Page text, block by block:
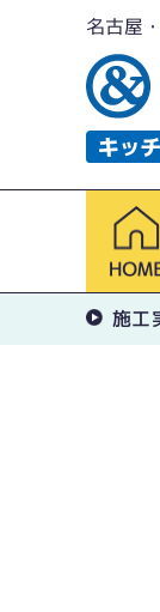
名古屋
施工